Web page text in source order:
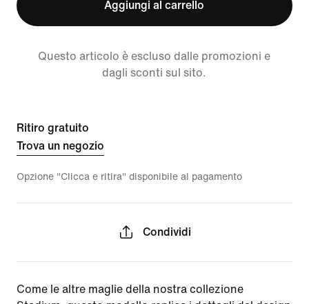
Aggiungi al carrello
Questo articolo è escluso dalle promozioni e
dagli sconti sul sito.
Ritiro gratuito
Trova un negozio
Opzione "Clicca e ritira" disponibile al pagamento
Condividi
Come le altre maglie della nostra collezione